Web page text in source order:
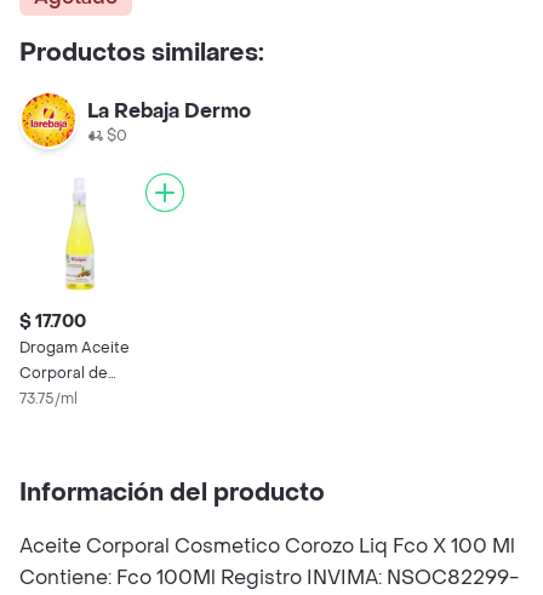
Productos similares:
La Rebaja Dermo
$0
$ 17.700
Drogam Aceite
Corporal de
Almendras Hidratante
73.75/ml
Información del producto
Aceite Corporal Cosmetico Corozo Liq Fco X 100 Ml
Contiene: Fco 100Ml Registro INVIMA: NSOC82299-